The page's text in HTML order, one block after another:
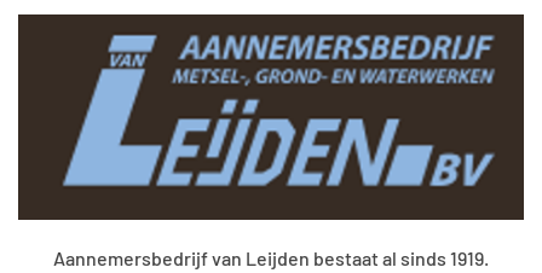
Aannemersbedrijf van Leijden bestaat al sinds 1919.